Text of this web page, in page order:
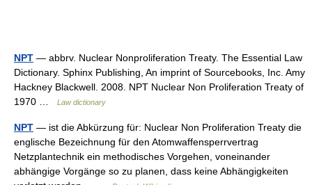
NPT — abbrv. Nuclear Nonproliferation Treaty. The Essential Law
Dictionary. Sphinx Publishing, An imprint of Sourcebooks, Inc. Amy
Hackney Blackwell. 2008. NPT Nuclear Non Proliferation Treaty of
1970 …
Law dictionary
NPT — ist die Abkürzung für: Nuclear Non Proliferation Treaty die
englische Bezeichnung für den Atomwaffensperrvertrag
Netzplantechnik ein methodisches Vorgehen, voneinander
abhängige Vorgänge so zu planen, dass keine Abhängigkeiten